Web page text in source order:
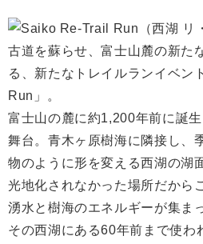
古道を蘇らせ、富士山麓の新た
る、新たなトレイルランイベン
Run」。
富士山の麓に約1,200年前に誕
舞台。青木ヶ原樹海に隣接し、
物のように形を変える西湖の湖
光地化されなかった場所だから
湧水と樹海のエネルギーが集ま
その西湖にある60年前まで使わ